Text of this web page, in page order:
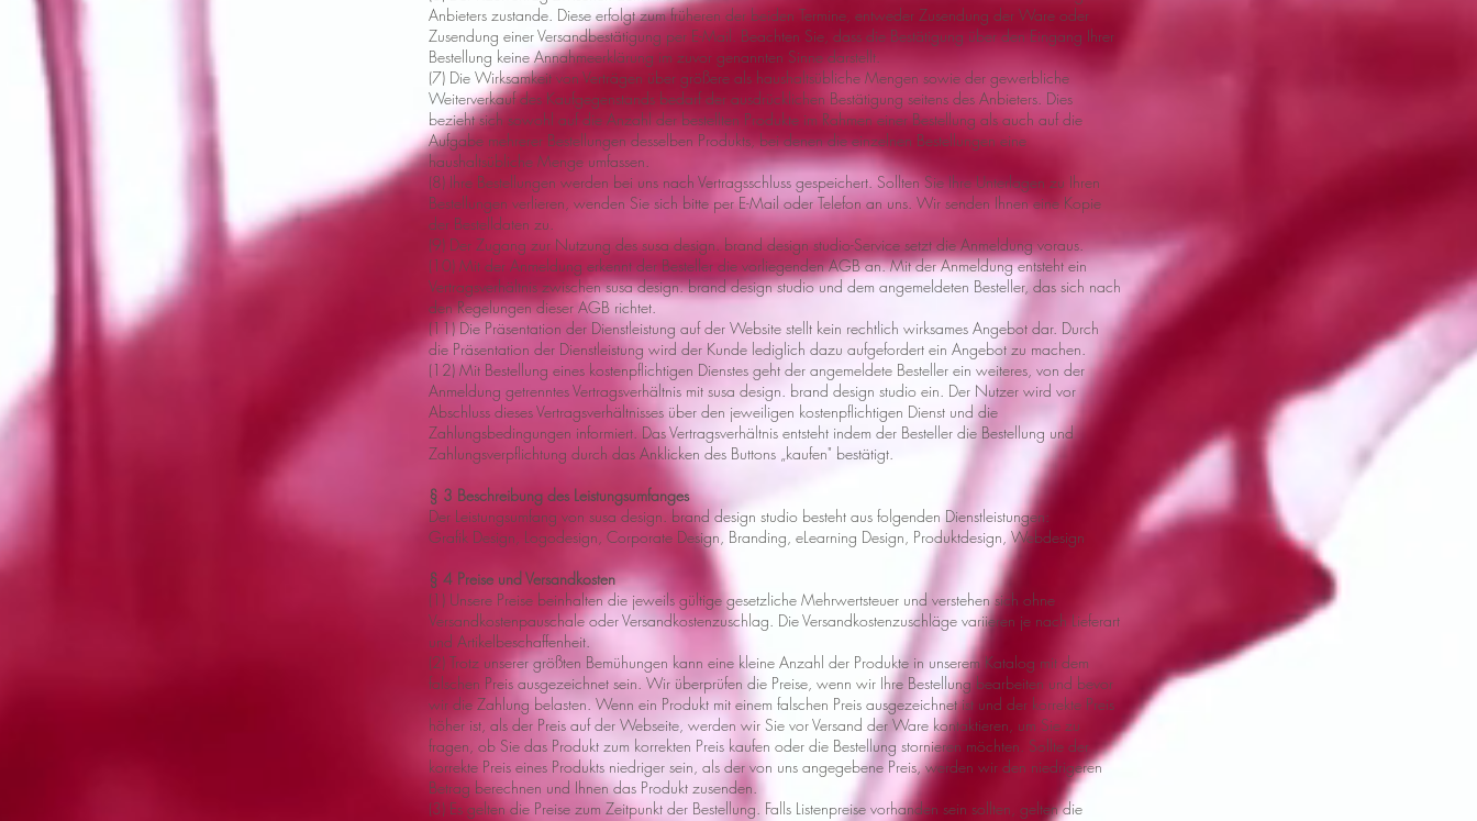
Anbieters zustande. Diese erfolgt zum früheren der beiden Termine, entweder Zusendung der Ware oder
Zusendung einer Versandbestätigung per E-Mail. Beachten Sie, dass die Bestätigung über den Eingang Ihrer
Bestellung keine Annahmeerklärung im zuvor genannten Sinne darstellt.
(7) Die Wirksamkeit von Verträgen über größere als haushaltsübliche Mengen sowie der gewerbliche
Weiterverkauf des Kaufgegenstands bedarf der ausdrücklichen Bestätigung seitens des Anbieters. Dies
bezieht sich sowohl auf die Anzahl der bestellten Produkte im Rahmen einer Bestellung als auch auf die
Aufgabe mehrerer Bestellungen desselben Produkts, bei denen die einzelnen Bestellungen eine
haushaltsübliche Menge umfassen.
(8) Ihre Bestellungen werden bei uns nach Vertragsschluss gespeichert. Sollten Sie Ihre Unterlagen zu Ihren
Bestellungen verlieren, wenden Sie sich bitte per E-Mail oder Telefon an uns. Wir senden Ihnen eine Kopie
der Bestelldaten zu.
(9) Der Zugang zur Nutzung des susa design. brand design studio-Service setzt die Anmeldung voraus.
(10) Mit der Anmeldung erkennt der Besteller die vorliegenden AGB an. Mit der Anmeldung entsteht ein
Vertragsverhältnis zwischen susa design. brand design studio und dem angemeldeten Besteller, das sich nach
den Regelungen dieser AGB richtet.
(11) Die Präsentation der Dienstleistung auf der Website stellt kein rechtlich wirksames Angebot dar. Durch
die Präsentation der Dienstleistung wird der Kunde lediglich dazu aufgefordert ein Angebot zu machen.
(12) Mit Bestellung eines kostenpflichtigen Dienstes geht der angemeldete Besteller ein weiteres, von der
Anmeldung getrenntes Vertragsverhältnis mit susa design. brand design studio ein. Der Nutzer wird vor
Abschluss dieses Vertragsverhältnisses über den jeweiligen kostenpflichtigen Dienst und die
Zahlungsbedingungen informiert. Das Vertragsverhältnis entsteht indem der Besteller die Bestellung und
Zahlungsverpflichtung durch das Anklicken des Buttons „kaufen" bestätigt.
§ 3 Beschreibung des Leistungsumfanges
Der Leistungsumfang von susa design. brand design studio besteht aus folgenden Dienstleistungen:
Grafik Design, Logodesign, Corporate Design, Branding, eLearning Design, Produktdesign, Webdesign
§ 4 Preise und Versandkosten
(1) Unsere Preise beinhalten die jeweils gültige gesetzliche Mehrwertsteuer und verstehen sich ohne
Versandkostenpauschale oder Versandkostenzuschlag. Die Versandkostenzuschläge variieren je nach Lieferart
und Artikelbeschaffenheit.
(2) Trotz unserer größten Bemühungen kann eine kleine Anzahl der Produkte in unserem Katalog mit dem
falschen Preis ausgezeichnet sein. Wir überprüfen die Preise, wenn wir Ihre Bestellung bearbeiten und bevor
wir die Zahlung belasten. Wenn ein Produkt mit einem falschen Preis ausgezeichnet ist und der korrekte Preis
höher ist, als der Preis auf der Webseite, werden wir Sie vor Versand der Ware kontaktieren, um Sie zu
fragen, ob Sie das Produkt zum korrekten Preis kaufen oder die Bestellung stornieren möchten. Sollte der
korrekte Preis eines Produkts niedriger sein, als der von uns angegebene Preis, werden wir den niedrigeren
Betrag berechnen und Ihnen das Produkt zusenden.
(3) Es gelten die Preise zum Zeitpunkt der Bestellung. Falls Listenpreise vorhanden sein sollten, gelten die